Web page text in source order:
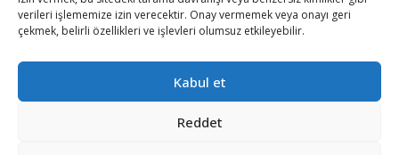
verileri işlememize izin verecektir. Onay vermemek veya onayı geri
çekmek, belirli özellikleri ve işlevleri olumsuz etkileyebilir.
Kabul et
Reddet
Kara Platformları
Deniz Platformları
İnsansız Sistemler
Teknoloji
Röportajlar
Politika
Dosya Haber
Kariyer
Gizlilik Politikası
Künye